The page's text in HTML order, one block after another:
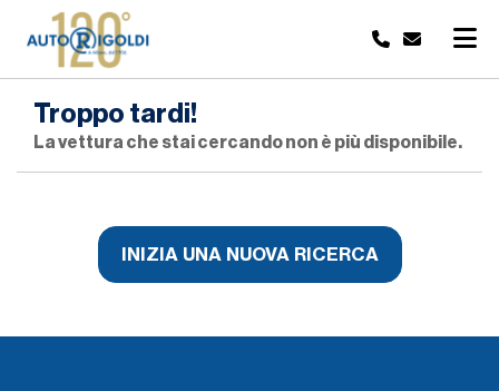
Troppo tardi!
La vettura che stai cercando non è più disponibile.
INIZIA UNA NUOVA RICERCA